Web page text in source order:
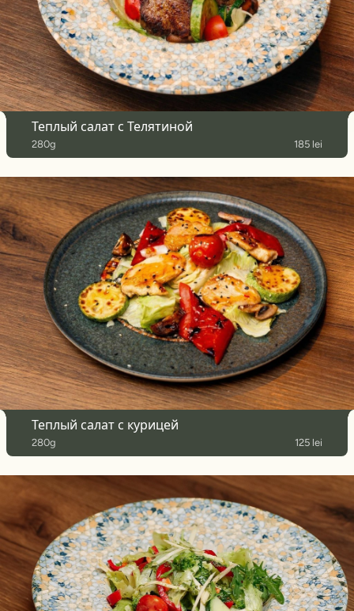
Теплый салат с Телятиной
280g 185 lei
Теплый салат с курицей
280g 125 lei